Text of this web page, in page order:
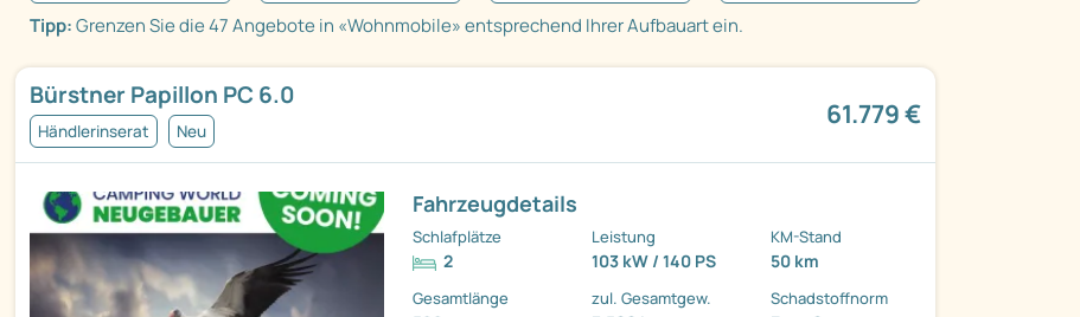
Tipp:Grenzen Sie die 47 Angebote in «Wohnmobile» entsprechend Ihrer Aufbauart ein.
Bürstner Papillon PC 6.0
Händlerinserat Neu
61.779 €
Fahrzeugdetails
Schlafplätze
2
Leistung
103 kW / 140 PS
KM-Stand
50 km
Gesamtlänge zul. Gesamtgew. Schadstoffnorm